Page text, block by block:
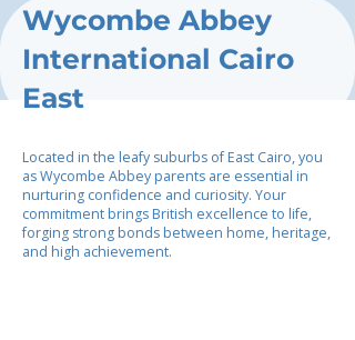
Wycombe Abbey
International Cairo
East
Located in the leafy suburbs of East Cairo, you
as Wycombe Abbey parents are essential in
nurturing confidence and curiosity. Your
commitment brings British excellence to life,
forging strong bonds between home, heritage,
and high achievement.